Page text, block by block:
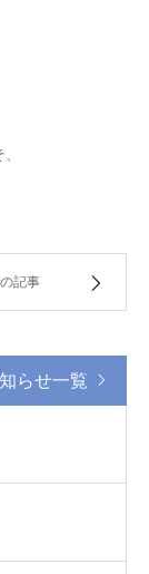
記事
らせ一覧